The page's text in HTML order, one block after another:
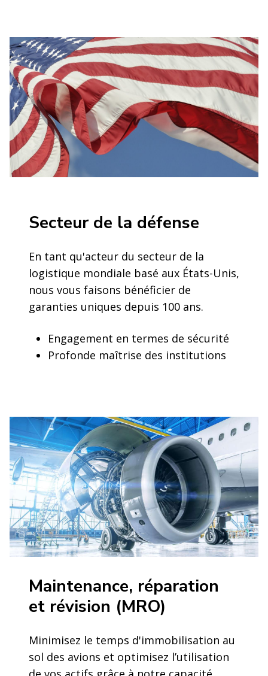
Secteur de la défense
En tant qu'acteur du secteur de la
logistique mondiale basé aux États-Unis,
nous vous faisons bénéficier de
garanties uniques depuis 100 ans.
Engagement en termes de sécurité
Profonde maîtrise des institutions
Maintenance, réparation
et révision (MRO)
Minimisez le temps d'immobilisation au
sol des avions et optimisez l’utilisation